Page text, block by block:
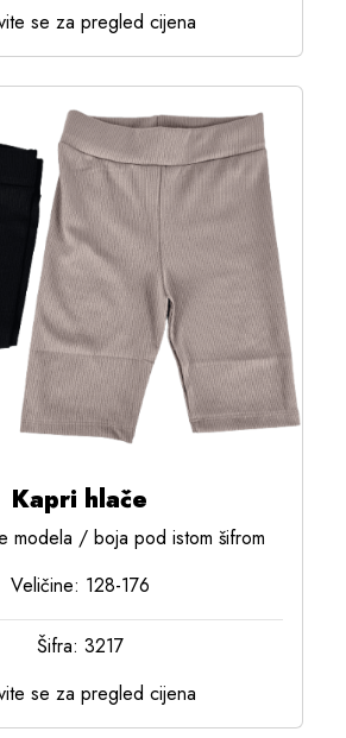
se za pregled cijena
Kapri hlače
modela / boja pod istom šifrom
Veličine: 128-176
Šifra: 3217
se za pregled cijena